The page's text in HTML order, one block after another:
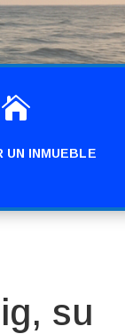

UN INMUEBLE
su